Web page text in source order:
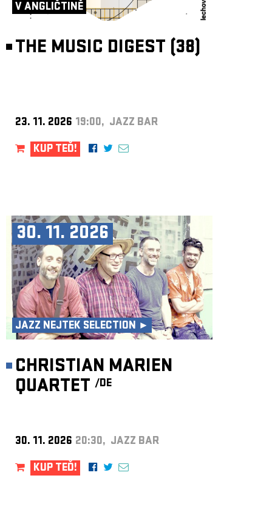
V ANGLIČTINĚ
THE MUSIC DIGEST (38)
23. 11. 2026 19:00, JAZZ BAR
KUP TEĎ!
30. 11. 2026
JAZZ NEJTEK SELECTION ►
CHRISTIAN MARIEN
QUARTET /DE
30. 11. 2026 20:30, JAZZ BAR
KUP TEĎ!